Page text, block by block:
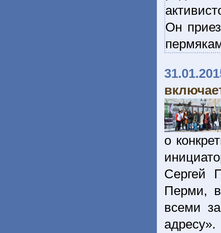
Он
о
Сергей
Перми, в
всеми